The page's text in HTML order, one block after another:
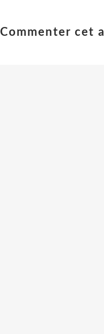
Commenter cet